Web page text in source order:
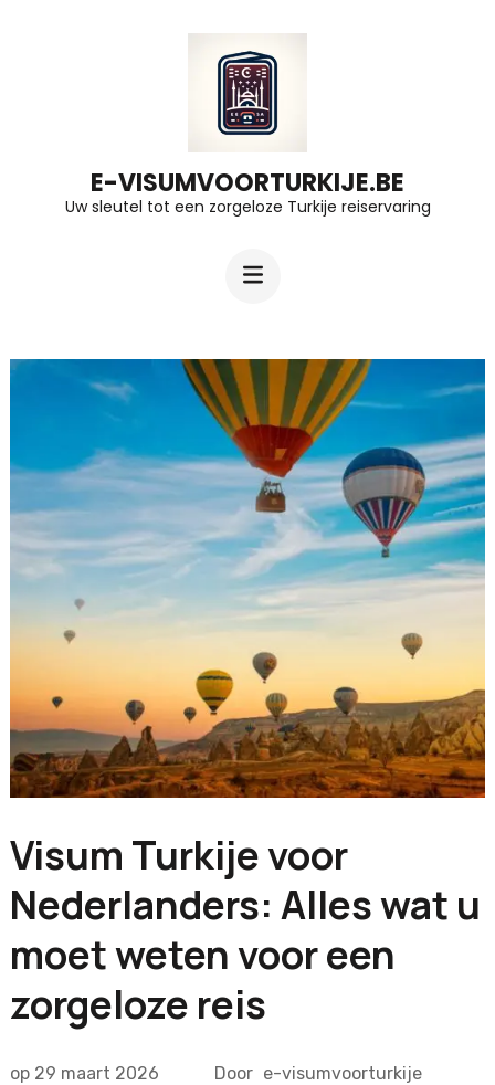
E-VISUMVOORTURKIJE.BE
Uw sleutel tot een zorgeloze Turkije reiservaring
Visum Turkije voor
Nederlanders: Alles wat u
moet weten voor een
zorgeloze reis
op 29 maart 2026 Door e-visumvoorturkije